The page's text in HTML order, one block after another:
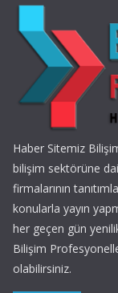
Haber Sitemiz
bilişim sektörüne
firmalarının
konularla yayın
her geçen gün
Bilişim
olabilirsiniz.